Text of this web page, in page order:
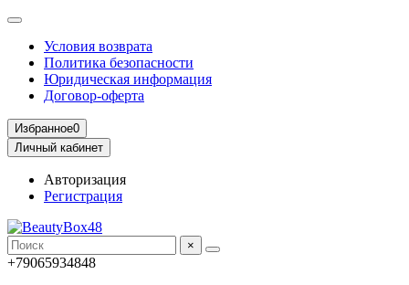
Условия возврата
Политика безопасности
Юридическая информация
Договор-оферта
Избранное0
Личный кабинет
Авторизация
Регистрация
×
+79065934848